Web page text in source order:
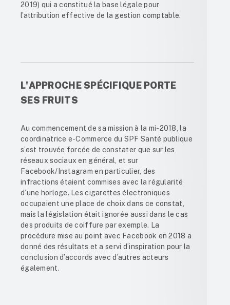
2019) qui a constitué la base légale pour
l’attribution effective de la gestion comptable.
L'APPROCHE SPÉCIFIQUE PORTE
SES FRUITS
Au commencement de sa mission à la mi-2018, la
coordinatrice e-Commerce du SPF Santé publique
s’est trouvée forcée de constater que sur les
réseaux sociaux en général, et sur
Facebook/Instagram en particulier, des
infractions étaient commises avec la régularité
d’une horloge. Les cigarettes électroniques
occupaient une place de choix dans ce constat,
mais la législation était ignorée aussi dans le cas
des produits de coiffure par exemple. La
procédure mise au point avec Facebook en 2018 a
donné des résultats et a servi d’inspiration pour la
conclusion d’accords avec d’autres acteurs
également.